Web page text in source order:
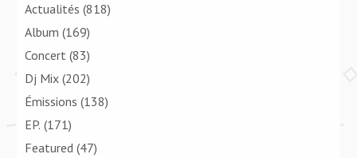
Actualités (818)
Album (169)
Concert (83)
Dj Mix (202)
Émissions (138)
EP. (171)
Featured (47)